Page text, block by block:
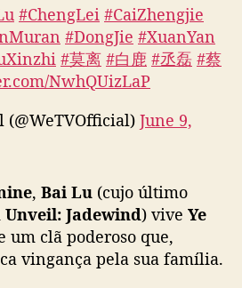
a
e
x
e
c
t
l
a
n
o
#ChengLei #CaiZhengjie
#DongJie #XuanYan
#莫离 #白鹿 #丞磊 #蔡
NwhQUizLaP
June 9,
, Bai Lu (cujo último
Unveil: Jadewind) vive Ye
um clã poderoso que,
vingança pela sua família.